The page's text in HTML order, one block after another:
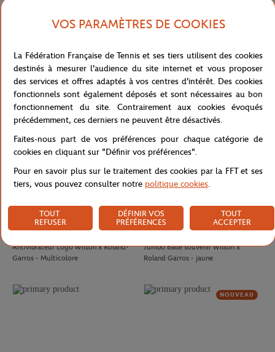
Polo Arbitre Homme Lacoste x
Roland-Garros - Marine
Jupe Ramasseuse femme Lacoste x
Roland-Garros - Blanc
WILSON 8,00 €
Antivibrateur Logo Wilson x Roland-
Garros - Multicolore
WILSON 32,00 €
Jumbo Balle souvenir Wilson x
Roland Garros - jaune
NOUVEAU
VOS PARAMÈTRES DE COOKIES
La Fédération Française de Tennis et ses tiers utilisent des cookies
destinés à mesurer l'audience du site internet et vous proposer
des services et offres adaptés à vos centres d'intérêt. Des cookies
fonctionnels sont également déposés et sont nécessaires au bon
fonctionnement du site. Contrairement aux cookies évoqués
précédemment, ces derniers ne peuvent être désactivés.
Faites-nous part de vos préférences pour chaque catégorie de
cookies en cliquant sur "Définir vos préférences".
Pour en savoir plus sur le traitement des cookies par la FFT et ses
tiers, vous pouvez consulter notre politique cookies.
TOUT
REFUSER
DÉFINIR VOS
PRÉFÉRENCES
TOUT
ACCEPTER